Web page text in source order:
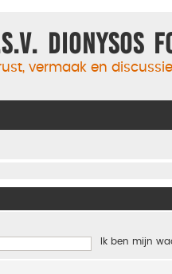
Dionysos
vermaak en
Ik ben mijn